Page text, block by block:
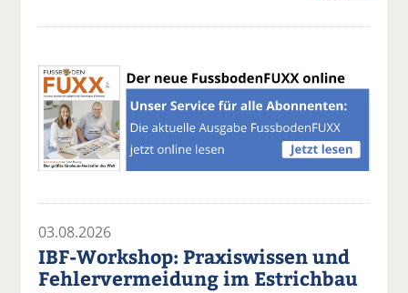
03.08.2026
IBF-Workshop: Praxiswissen und
Fehlervermeidung im Estrichbau